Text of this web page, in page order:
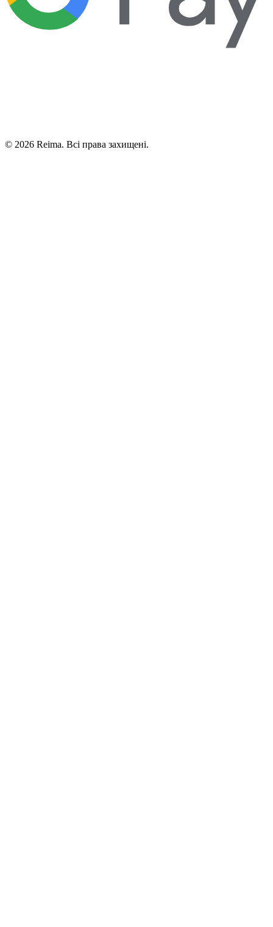
© 2026 Reima. Всі права захищені.